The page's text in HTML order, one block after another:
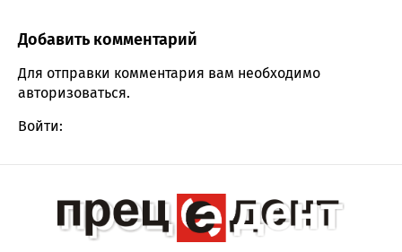
Comment section
Добавить комментарий
Для отправки комментария вам необходимо
авторизоваться.
Войти: